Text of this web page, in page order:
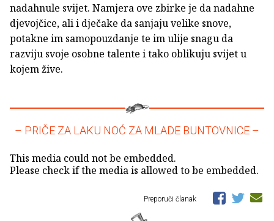
nadahnule svijet. Namjera ove zbirke je da nadahne
djevojčice, ali i dječake da sanjaju velike snove,
potakne im samopouzdanje te im ulije snagu da
razviju svoje osobne talente i tako oblikuju svijet u
kojem žive.
– PRIČE ZA LAKU NOĆ ZA MLADE BUNTOVNICE –
This media could not be embedded.
Please check if the media is allowed to be embedded.
Preporuči članak